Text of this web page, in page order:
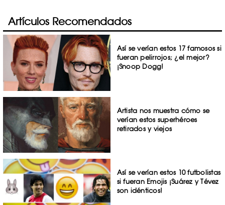
Artículos Recomendados
Así se verían estos 17 famosos si
fueran pelirrojos; ¿el mejor?
¡Snoop Dogg!
Artista nos muestra cómo se
verían estos superhéroes
retirados y viejos
Así se verían estos 10 futbolistas
si fueran Emojis ¡Suárez y Tévez
son idénticos!